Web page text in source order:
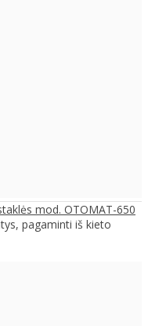
mod. OTOMAT-650
pagaminti iš kieto